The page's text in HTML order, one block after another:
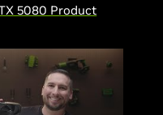
5080 Product